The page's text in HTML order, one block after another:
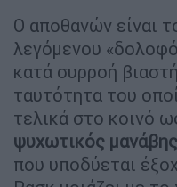
Ο αποθανών είναι
λεγόμενου
κατά συρροή
ταυτότητα του
τελικά στο κοινό
ψυχωτικός
που υποδύεται